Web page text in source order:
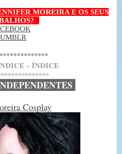
MOREIRA E OS SEUS
NDICE - ÍNDICE
Cosplay